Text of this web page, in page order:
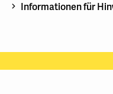
Informationen für